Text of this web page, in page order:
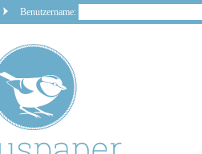
Benutzername: